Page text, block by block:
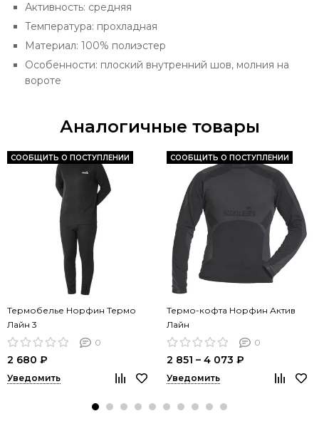
Активность: средняя
Температура: прохладная
Материал: 100% полиэстер
Особенности: плоский внутренний шов, молния на
вороте
Аналогичные товары
СООБЩИТЬ О ПОСТУПЛЕНИИ
Термобелье Норфин Термо
Лайн 3
0
2 680 ₽
Уведомить
СООБЩИТЬ О ПОСТУПЛЕНИИ
Термо-кофта Норфин Актив
Лайн
0
2 851 – 4 073 ₽
Уведомить